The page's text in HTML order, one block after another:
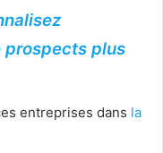
prospects plus
entreprises dans la